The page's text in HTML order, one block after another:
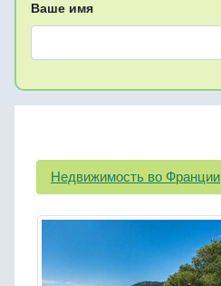
Ваше имя
Недвижимость во Франции